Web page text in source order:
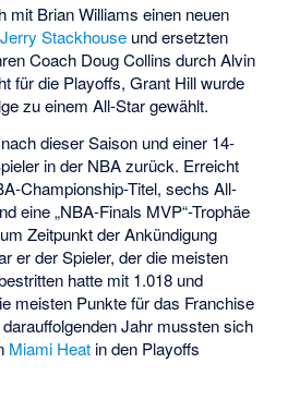
mit Brian Williams einen neuen
Jerry Stackhouse und ersetzten
Coach Doug Collins durchAlvin
für die Playoffs, Grant Hill wurde
zu einem All-Star gewählt.
dieser Saison und einer 14-
in der NBA zurück. Erreicht
Championship-Titel, sechs All-
eine „NBA-Finals MVP“-Trophäe
Zeitpunkt der Ankündigung
er der Spieler, der die meisten
hatte mit 1.018 und
meisten Punkte für das Franchise
Jahr mussten sich
Miami Heat in den Playoffs